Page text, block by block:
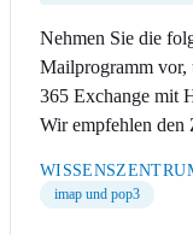
Nehmen Sie die
Mailprogramm vor,
365 Exchange mit
Wir empfehlen
imap und pop3